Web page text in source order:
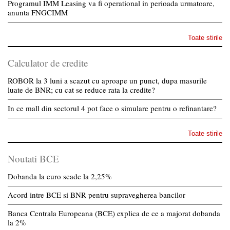
Programul IMM Leasing va fi operational in perioada urmatoare,
anunta FNGCIMM
Toate stirile
Calculator de credite
ROBOR la 3 luni a scazut cu aproape un punct, dupa masurile
luate de BNR; cu cat se reduce rata la credite?
In ce mall din sectorul 4 pot face o simulare pentru o refinantare?
Toate stirile
Noutati BCE
Dobanda la euro scade la 2,25%
Acord intre BCE si BNR pentru supravegherea bancilor
Banca Centrala Europeana (BCE) explica de ce a majorat dobanda
la 2%